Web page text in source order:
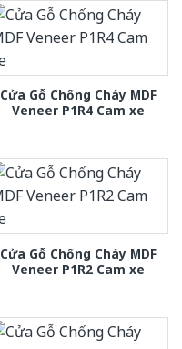
Cửa Gỗ Chống Cháy MDF
Veneer P1R4 Cam xe
Cửa Gỗ Chống Cháy MDF
Veneer P1R2 Cam xe